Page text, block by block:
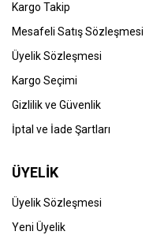
Kargo Takip
Mesafeli Satış Sözleşmesi
Üyelik Sözleşmesi
Kargo Seçimi
Gizlilik ve Güvenlik
İptal ve İade Şartları
ÜYELİK
Üyelik Sözleşmesi
Yeni Üyelik